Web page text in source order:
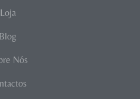
Loja
Blog
Nós